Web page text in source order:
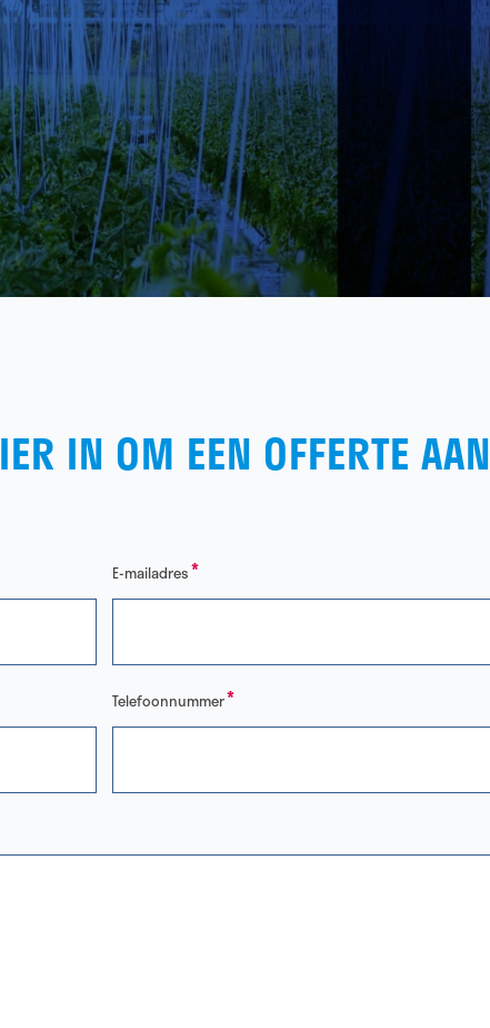
IN OM EEN OFFERTE AAN
E-mailadres*
Telefoonnummer*